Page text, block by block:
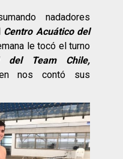
nadadores
Centro Acuático del
le tocó el turno
del Team Chile,
nos contó sus